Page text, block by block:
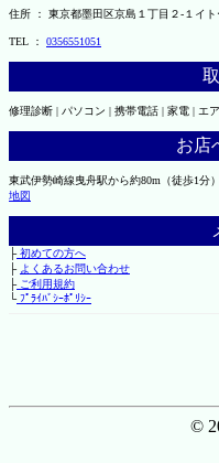
住所 ： 東京都墨田区京島１丁目２-１イ
TEL ： 0356551051
修理診断 | パソコン | 携帯電話 | 家電 | エ
お店
東武伊勢崎線曳舟駅から約80m（徒歩1分
地図
├初めての方へ
├ よくあるお問い合わせ
├ご利用規約
└ﾌﾟﾗｲﾊﾞｼｰﾎﾟﾘｼｰ
©